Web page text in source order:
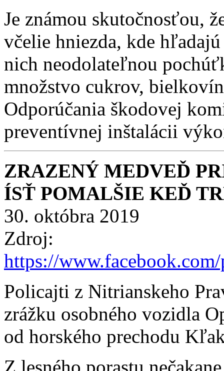
Je známou skutočnosťou,
včelie hniezda, kde
nich neodolateľnou
množstvo cukrov,
Odporúčania škodovej
preventívnej inštalácii
ZRAZENÝ MEDVEĎ
ÍSŤ POMALŠIE KEĎ
30. októbra 2019
Zdroj:
https://
Policajti z Nitrianskeho
zrážku osobného vozidla
od horského prechodu